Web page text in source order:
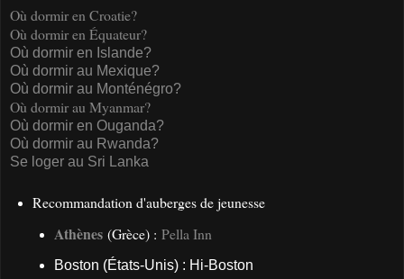
Où dormir en Croatie?
Où dormir en Équateur?
Où dormir en Islande?
Où dormir au Mexique?
Où dormir au Monténégro?
Où dormir au Myanmar?
Où dormir en Ouganda?
Où dormir au Rwanda?
Se loger au Sri Lanka
Recommandation d'auberges de jeunesse
Athènes (Grèce) :Pella Inn
Boston (États-Unis) : Hi-Boston